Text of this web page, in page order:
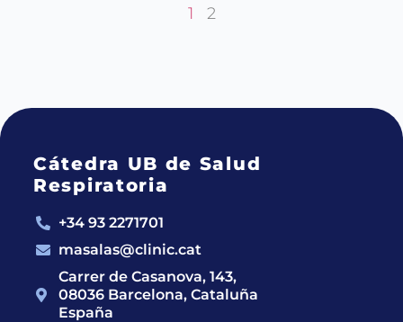
1
2
Cátedra UB de Salud
Respiratoria
+34 93 2271701
masalas@clinic.cat
Carrer de Casanova, 143,
08036 Barcelona, Cataluña
España